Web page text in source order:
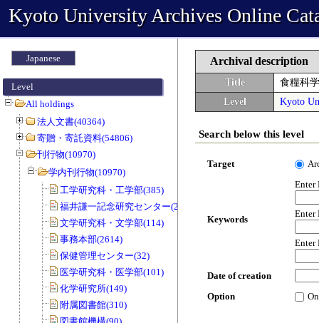
Kyoto University Archives Online
Japanese
Level
All holdings
法人文書(40364)
寄贈・寄託資料(54806)
刊行物(10970)
学内刊行物(10970)
工学研究科・工学部(385)
福井謙一記念研究センター(20)
文学研究科・文学部(114)
事務本部(2614)
保健管理センター(32)
医学研究科・医学部(101)
化学研究所(149)
附属図書館(310)
Archival description
Title
食糧科
Level
Kyoto
Search below this level
Target
Keywords
Enter
Enter
Enter
Date of creation
Option